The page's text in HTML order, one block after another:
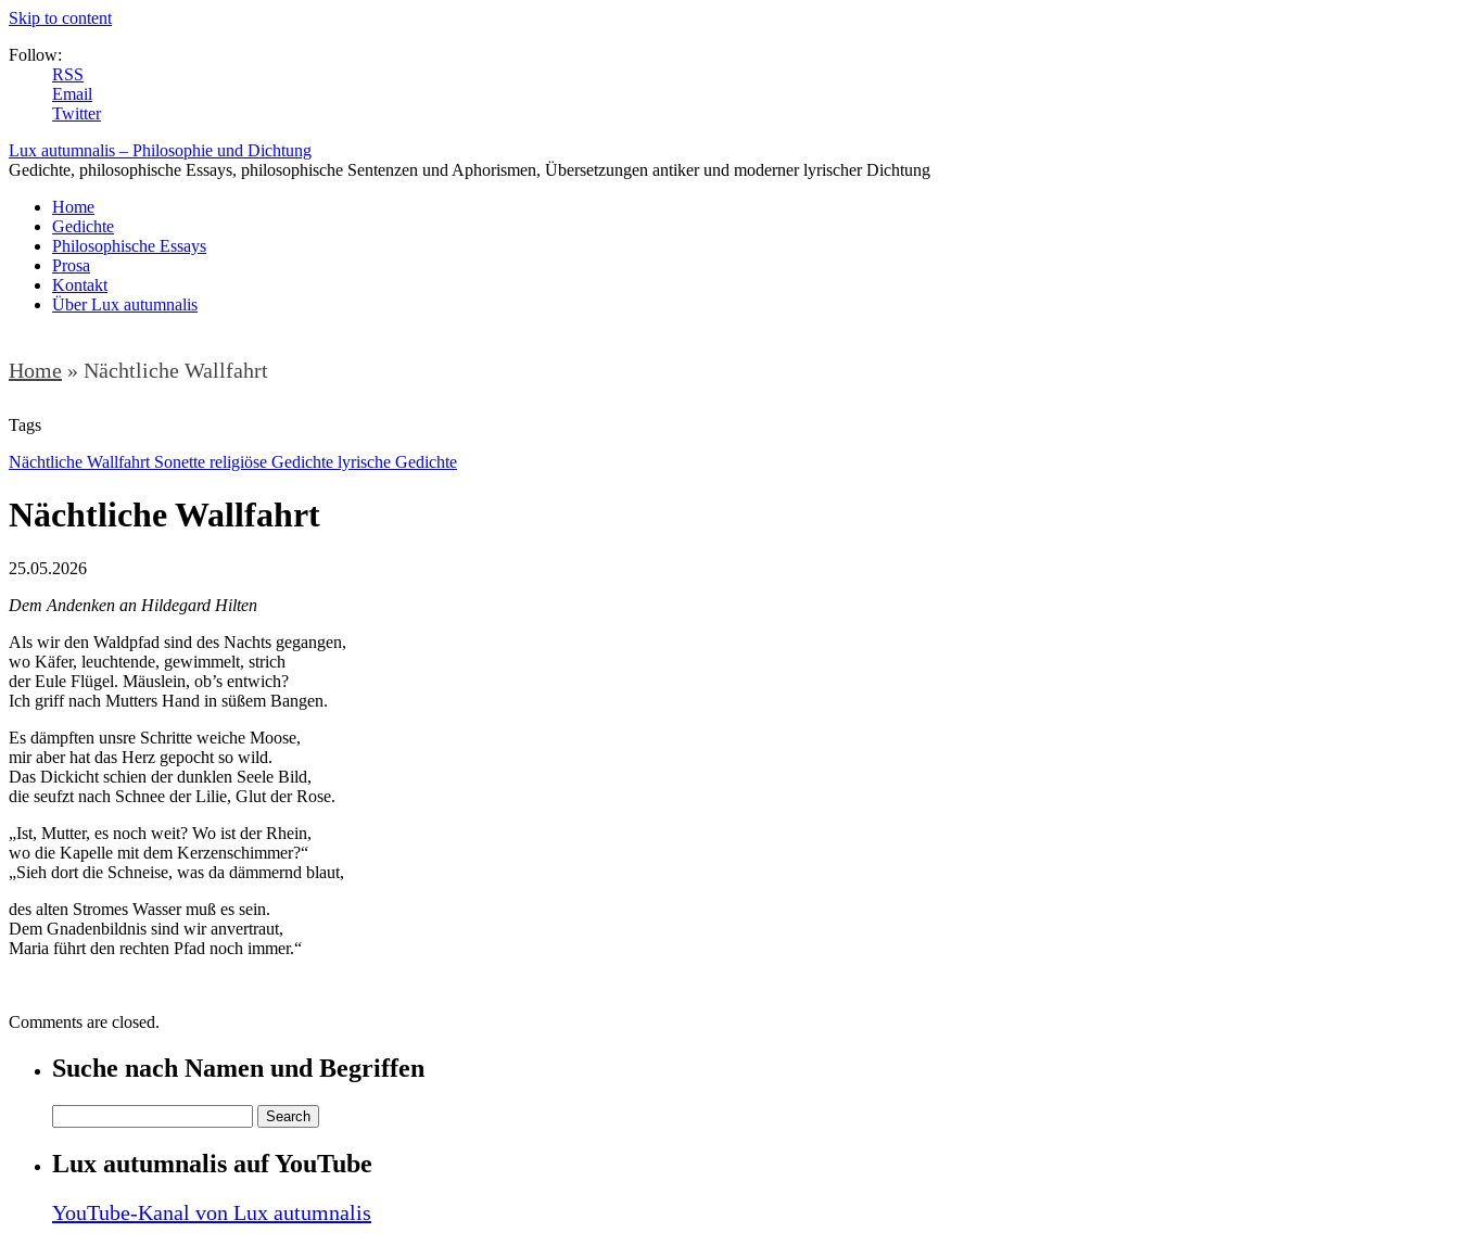
Skip to content
Follow:
RSS
Email
Twitter
Lux autumnalis – Philosophie und Dichtung
Gedichte, philosophische Essays, philosophische Sentenzen und Aphorismen, Übersetzungen antiker und moderner lyrischer Dichtung
Home
Gedichte
Philosophische Essays
Prosa
Kontakt
Über Lux autumnalis
Home » Nächtliche Wallfahrt
Tags
Nächtliche Wallfahrt Sonette religiöse Gedichte lyrische Gedichte
Nächtliche Wallfahrt
25.05.2026
Dem Andenken an Hildegard Hilten
Als wir den Waldpfad sind des Nachts gegangen,
wo Käfer, leuchtende, gewimmelt, strich
der Eule Flügel. Mäuslein, ob’s entwich?
Ich griff nach Mutters Hand in süßem Bangen.
Es dämpften unsre Schritte weiche Moose,
mir aber hat das Herz gepocht so wild.
Das Dickicht schien der dunklen Seele Bild,
die seufzt nach Schnee der Lilie, Glut der Rose.
„Ist, Mutter, es noch weit? Wo ist der Rhein,
wo die Kapelle mit dem Kerzenschimmer?“
„Sieh dort die Schneise, was da dämmernd blaut,
des alten Stromes Wasser muß es sein.
Dem Gnadenbildnis sind wir anvertraut,
Maria führt den rechten Pfad noch immer.“
Comments are closed.
Suche nach Namen und Begriffen
Lux autumnalis auf YouTube
YouTube-Kanal von Lux autumnalis